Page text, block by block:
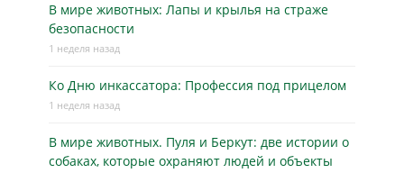
В мире животных: Лапы и крылья на страже
безопасности
1 неделя назад
Ко Дню инкассатора: Профессия под прицелом
1 неделя назад
В мире животных. Пуля и Беркут: две истории о
собаках, которые охраняют людей и объекты